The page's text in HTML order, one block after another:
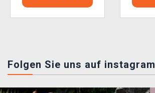
Folgen Sie uns auf instagram